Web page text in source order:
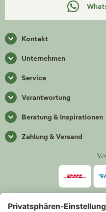
Kontakt
Unternehmen
Service
Verantwortung
Beratung & Inspirationen
Zahlung & Versand